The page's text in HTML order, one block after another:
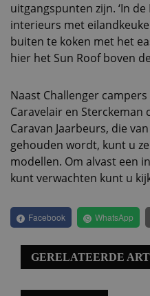
uitgangspunten zijn. ‘In
interieurs met
buiten te koken met het
hier het Sun Roof boven
Naast Challenger
Caravelair en Sterckeman
Caravan Jaarbeurs, die
gehouden wordt, kunt u
modellen. Om alvast een
kunt verwachten kunt u
Facebook WhatsApp
GERELATEERDE